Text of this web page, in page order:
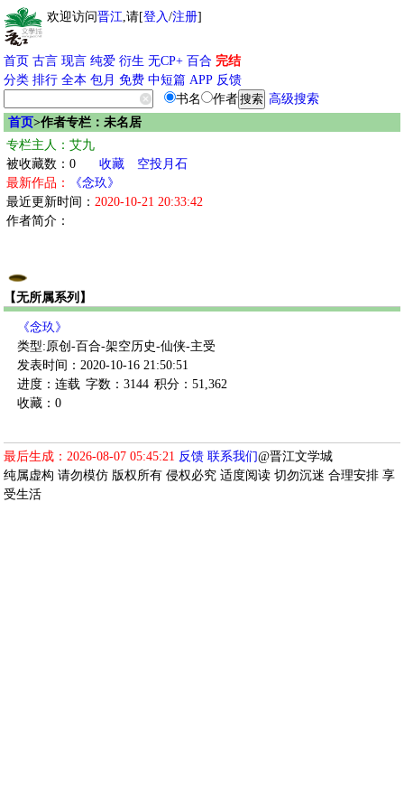
欢迎访问晋江,请[登入/注册]
首页 古言 现言 纯爱 衍生 无CP+ 百合 完结
分类 排行 全本 包月 免费 中短篇 APP 反馈
书名
作者
高级搜索
首页>作者专栏：未名居
专栏主人：艾九
被收藏数：0
收藏
空投月石
最新作品：
《念玖》
最近更新时间： 2020-10-21 20:33:42
作者简介：
【无所属系列】
《念玖》
类型:原创-百合-架空历史-仙侠-主受
发表时间：2020-10-16 21:50:51
进度：连载 字数：3144 积分：51,362
收藏：0
最后生成：2026-08-07 05:45:21 反馈 联系我们@晋江文学城
纯属虚构 请勿模仿 版权所有 侵权必究 适度阅读 切勿沉迷 合理安排 享
受生活